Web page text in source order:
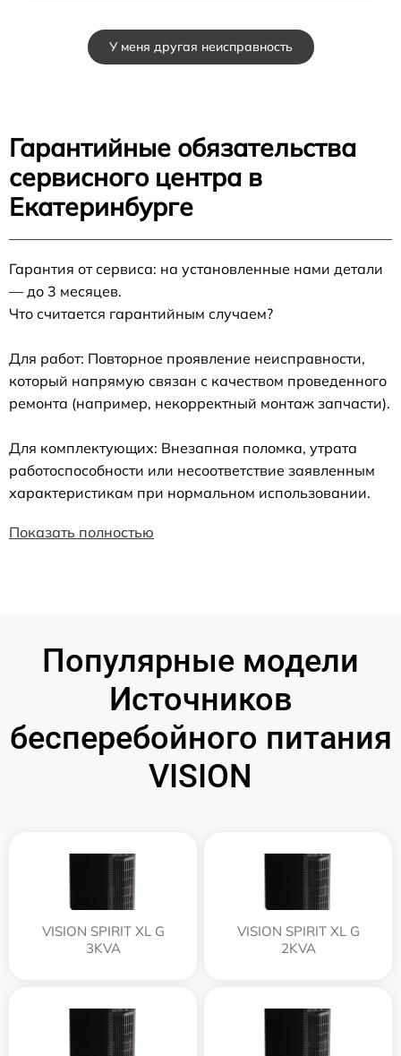
У меня другая неисправность
Гарантийные обязательства
сервисного центра в
Екатеринбурге
Гарантия от сервиса: на установленные нами детали
— до 3 месяцев.
Что считается гарантийным случаем?
Для работ: Повторное проявление неисправности,
который напрямую связан с качеством проведенного
ремонта (например, некорректный монтаж запчасти).
Для комплектующих: Внезапная поломка, утрата
работоспособности или несоответствие заявленным
характеристикам при нормальном использовании.
Показать полностью
Популярные модели
Источников
бесперебойного питания
VISION
VISION SPIRIT XL G
3KVA
VISION SPIRIT XL G
2KVA